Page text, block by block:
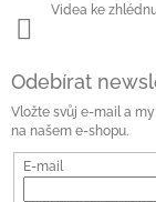
Videa ke
Odebírat
Vložte svůj e-mail a
na našem e-shopu.
E-mail